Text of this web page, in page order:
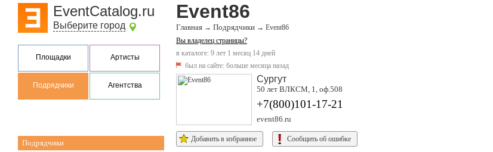
EventCatalog.ru
Выберите город
Площадки Артисты
Подрядчики Агентства
Подрядчики
Event86
Главная → Подрядчики → Event86
Вы владелец страницы?
в каталоге: 9 лет 1 месяц 14 дней
был на сайте: больше месяца назад
Сургут
50 лет ВЛКСМ, 1, оф.508
+7(800)101-17-21
event86.ru
Добавить в избранное Сообщить об ошибке